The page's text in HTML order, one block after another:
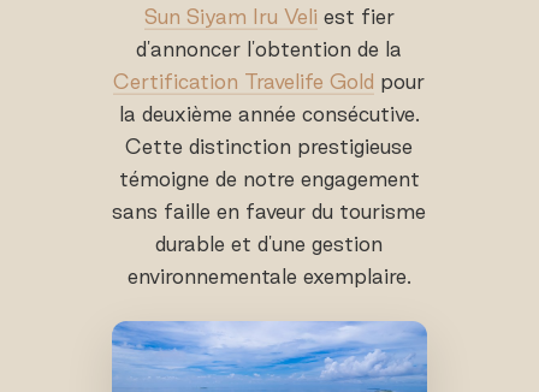
Sun Siyam Iru Veli est fier
d'annoncer l'obtention de la
Certification Travelife Gold pour
la deuxième année consécutive.
Cette distinction prestigieuse
témoigne de notre engagement
sans faille en faveur du tourisme
durable et d'une gestion
environnementale exemplaire.